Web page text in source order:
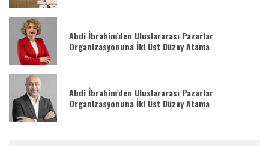
Abdi İbrahim’den Uluslararası Pazarlar
Organizasyonuna İki Üst Düzey Atama
Abdi İbrahim’den Uluslararası Pazarlar
Organizasyonuna İki Üst Düzey Atama